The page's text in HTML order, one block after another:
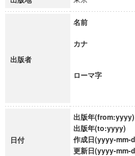
出版者
名前
カナ
ローマ字
日付
出版年(from:yyyy)
出版年(to:yyyy)
作成日(yyyy-mm-
更新日(yyyy-mm-